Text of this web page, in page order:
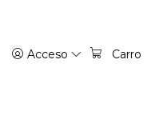
Acceso Carro
WAY